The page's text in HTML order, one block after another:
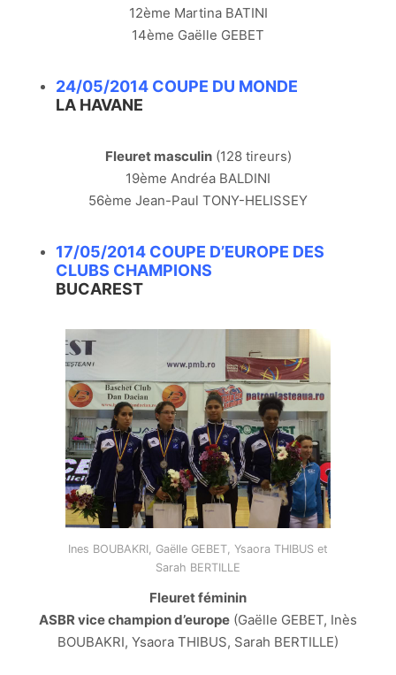
12ème Martina BATINI
14ème Gaëlle GEBET
24/05/2014 COUPE DU MONDE
LA HAVANE
Fleuret masculin(128 tireurs)
19ème Andréa BALDINI
56ème Jean-Paul TONY-HELISSEY
17/05/2014 COUPE D’EUROPE DES
CLUBS CHAMPIONS
BUCAREST
Ines BOUBAKRI, Gaëlle GEBET, Ysaora THIBUS et
Sarah BERTILLE
Fleuret féminin
ASBR vice champion d’europe (Gaëlle GEBET, Inès
BOUBAKRI, Ysaora THIBUS, Sarah BERTILLE)